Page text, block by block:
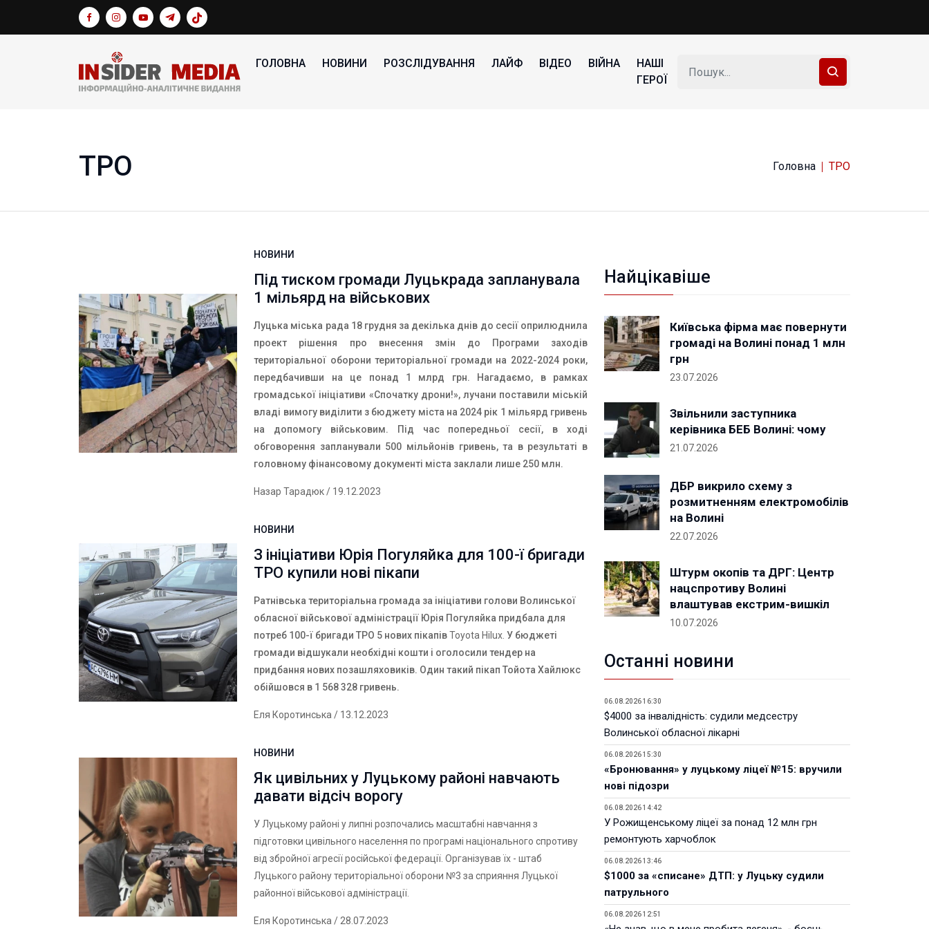
ГОЛОВНА НОВИНИ РОЗСЛІДУВАННЯ ЛАЙФ ВІДЕО ВІЙНА
НАШІ
ГЕРОЇ
ТРО Головна ТРО
НОВИНИ
Під тиском громади Луцькрада запланувала
1 мільярд на військових
Луцька міська рада 18 грудня за декілька днів до сесії оприлюднила
проект рішення про внесення змін до Програми заходів
територіальної оборони територіальної громади на 2022-2024 роки,
передбачивши на це понад 1 млрд грн. Нагадаємо, в рамках
громадської ініціативи «Спочатку дрони!», лучани поставили міській
владі вимогу виділити з бюджету міста на 2024 рік 1 мільярд гривень
на допомогу військовим. Під час попередньої сесії, в ході
обговорення запланували 500 мільйонів гривень, та в результаті в
головному фінансовому документі міста заклали лише 250 млн.
Назар Тарадюк/ 19.12.2023
НОВИНИ
З ініціативи Юрія Погуляйка для 100-ї бригади
ТРО купили нові пікапи
Ратнівська територіальна громада за ініціативи голови Волинської
обласної військової адміністрації Юрія Погуляйка придбала для
потреб 100-ї бригади ТРО 5 нових пікапівToyota Hilux.У бюджеті
громади відшукали необхідні кошти і оголосили тендер на
придбання нових позашляховиків. Один такий пікап Тойота Хайлюкс
обійшовся в 1 568 328 гривень.
Еля Коротинська / 13.12.2023
НОВИНИ
Як цивільних у Луцькому районі навчають
давати відсіч ворогу
У Луцькому районі у липні розпочались масштабні навчання з
підготовки цивільного населення по програмі національного спротиву
від збройної агресії російської федерації. Організував їх - штаб
Луцького району територіальної оборони №3 за сприяння Луцької
районної військової адміністрації.
Еля Коротинська / 28.07.2023
Найцікавіше
Київська фірма має повернути
громаді на Волині понад 1 млн
грн
23.07.2026
Звільнили заступника
керівника БЕБ Волині: чому
21.07.2026
ДБР викрило схему з
розмитненням електромобілів
на Волині
22.07.2026
Штурм окопів та ДРГ: Центр
нацспротиву Волині
влаштував екстрим-вишкіл
10.07.2026
Останні новини
06.08.2026 16:30
$4000 за інвалідність: судили медсестру
Волинської обласної лікарні
06.08.2026 15:30
«Бронювання» у луцькому ліцеї №15: вручили
нові підозри
06.08.2026 14:42
У Рожищенському ліцеї за понад 12 млн грн
ремонтують харчоблок
06.08.2026 13:46
$1000 за «списане» ДТП: у Луцьку судили
патрульного
06.08.2026 12:51